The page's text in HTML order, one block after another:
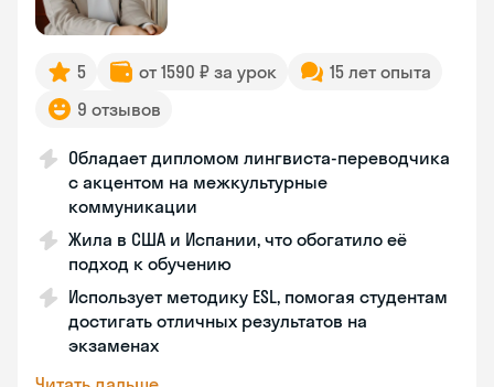
5 от 1590 ₽ за урок
15 лет опыта
9 отзывов
Обладает дипломом лингвиста-переводчика
с акцентом на межкультурные
коммуникации
Жила в США и Испании, что обогатило её
подход к обучению
Использует методику ESL, помогая студентам
достигать отличных результатов на
экзаменах